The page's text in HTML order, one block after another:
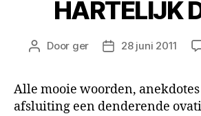
HARTELIJK
Berichtauteur
Door ger Berichtdatum
28 juni 2011
Alle mooie woorden,
afsluiting een denderende